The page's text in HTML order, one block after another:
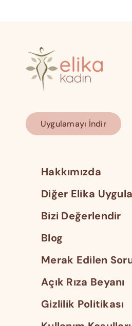
Uygulamayı İndir
Hakkımızda
Diğer Elika
Bizi Değerlendir
Blog
Merak Edilen
Açık Rıza Beyanı
Gizlilik Politikası